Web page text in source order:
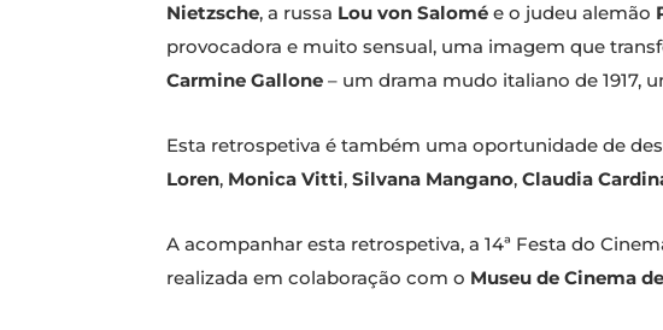
Nietzsche, a russa Lou von Salomé e o judeu alemão
provocadora e muito sensual, uma imagem que
Carmine Gallone – um drama mudo italiano de 1917,
Esta retrospetiva é também uma oportunidade de
Loren, Monica Vitti, Silvana Mangano, Claudia
A acompanhar esta retrospetiva, a 14ª Festa do
realizada em colaboração com o Museu de Cinema